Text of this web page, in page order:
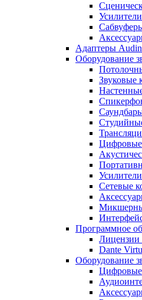
Адаптеры
Оборудование
Звуковые
Цифровые
Сетевые
Программное
Dante
Оборудование